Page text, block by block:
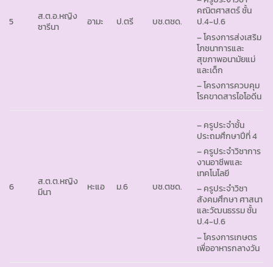
5
ส.ต.อ.หญิง
ซารีนา
อามะ ป.ตรี บช.ตชด.
คณิตศาสตร์ ชั้น
ป.4-ป.6
– โครงการส่งเสริม
โภชนาการและ
สุขภาพอนามัยแม่
และเด็ก
– โครงการควบคุม
โรคขาดสารไอโอดีน
6
ส.ต.ต.หญิง
มีนา
หะแอ ม.6 บช.ตชด.
– ครูประจำชั้น
ประถมศึกษาปีที่ 4
– ครูประจำวิชาการ
งานอาชีพและ
เทคโนโลยี
– ครูประจำวิชา
สังคมศึกษา ศาสนา
และวัฒนธรรม ชั้น
ป.4-ป.6
– โครงการเกษตร
เพื่ออาหารกลางวัน